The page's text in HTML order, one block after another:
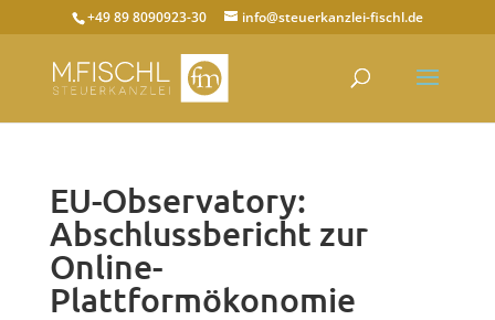
+49 89 8090923-30 info@steuerkanzlei-fischl.de
EU-Observatory:
Abschlussbericht zur
Online-
Plattformökonomie